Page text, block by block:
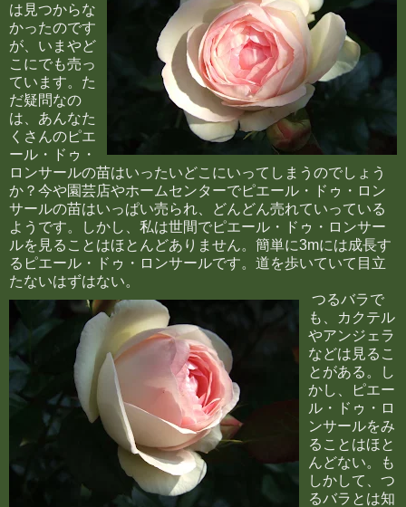
は見つからな
かったのです
が、いまやど
こにでも売っ
ています。た
だ疑問なの
は、あんなた
くさんのピエ
ール・ドゥ・
ロンサールの苗はいったいどこにいってしまうのでしょう
か？今や園芸店やホームセンターでピエール・ドゥ・ロン
サールの苗はいっぱい売られ、どんどん売れていっている
ようです。しかし、私は世間でピエール・ドゥ・ロンサー
ルを見ることはほとんどありません。簡単に3mには成長す
るピエール・ドゥ・ロンサールです。道を歩いていて目立
たないはずはない。
つるバラで
も、カクテル
やアンジェラ
などは見るこ
とがある。し
かし、ピエー
ル・ドゥ・ロ
ンサールをみ
ることはほと
んどない。も
しかして、つ
るバラとは知